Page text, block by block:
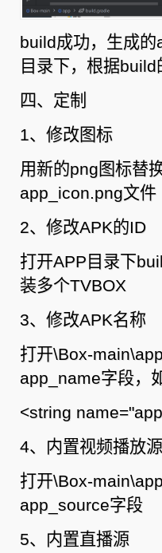
build成功，生成
目录下，根据build
四、定制
1、修改图标
用新的png图标替
app_icon.png文件
2、修改APK的ID
打开APP目录下
装多个TVBOX
3、修改APK名称
打开\Box-
app_name字段，
<string
4、内置视频播放源
打开\Box-
app_source字段
5、内置直播源